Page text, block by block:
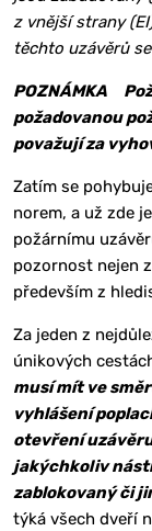
z vnější strany
těchto uzávěrů
POZNÁMKA
požadovanou
považují za
Zatím se
norem, a už zde
požárnímu
pozornost nejen
především z
Za jeden z
únikových
musí mít ve
vyhlášení
otevření
jakýchkoliv
zablokovaný či
týká všech dveří